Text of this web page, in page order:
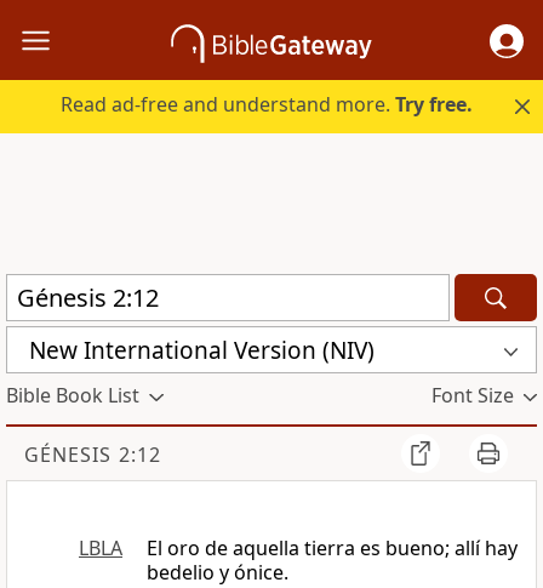
Read ad-free and understand more.Try free.
New International Version (NIV)
Bible Book List Font Size
GÉNESIS 2:12
LBLA
El oro de aquella tierra es bueno; allí hay
bedelio y ónice.